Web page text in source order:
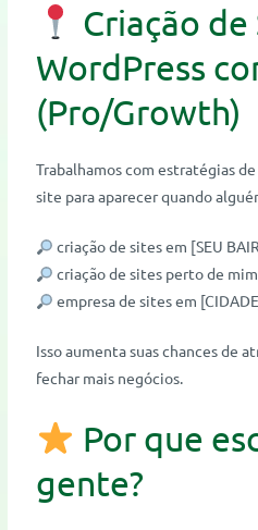
Criação de
WordPress
(Pro/Growth)
Trabalhamos com estratégias de
site para aparecer quando
criação de sites em [SEU
criação de sites perto de mim
empresa de sites em
Isso aumenta suas chances de
fechar mais negócios.
Por que
gente?